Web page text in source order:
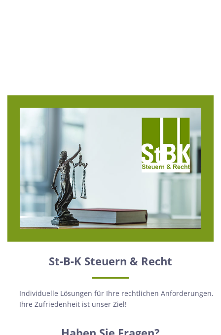
St-B-K Steuern & Recht
Individuelle Lösungen für Ihre rechtlichen Anforderungen.
Ihre Zufriedenheit ist unser Ziel!